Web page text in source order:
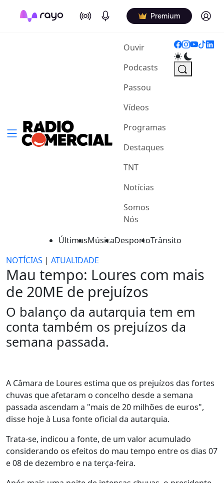
On Air Podcasts Premium Log in
Ouvir(current)
Podcasts
Passou
Vídeos
Programas
Destaques
TNT
Notícias
Somos
Nós
ÚltimasMúsicaDesportoTrânsito
NOTÍCIAS | ATUALIDADE
Mau tempo: Loures com mais
de 20ME de prejuízos
O balanço da autarquia tem em
conta também os prejuízos da
semana passada.
A Câmara de Loures estima que os prejuízos das fortes
chuvas que afetaram o concelho desde a semana
passada ascendam a "mais de 20 milhões de euros",
disse hoje à Lusa fonte oficial da autarquia.
Trata-se, indicou a fonte, de um valor acumulado
considerando os efeitos do mau tempo entre os dias 07
e 08 de dezembro e na terça-feira.